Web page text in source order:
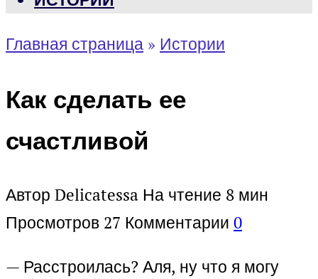
Главная страница » Истории
Как сделать ее
счастливой
Автор Delicatessa На чтение 8 мин
Просмотров 27 Комментарии 0
— Расстроилась? Аля, ну что я могу